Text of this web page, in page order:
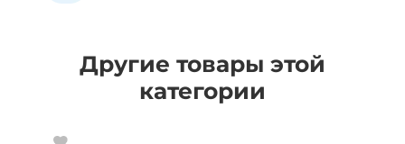
Другие товары этой
категории